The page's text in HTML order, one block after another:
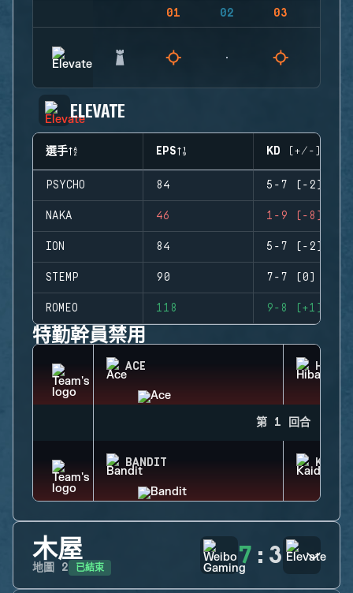
01 02 03
ELEVATE
選手 EPS KD (+/-)
PSYCHO 84 5-7 (-2)
NAKA 46 1-9 (-8)
ION 84 5-7 (-2)
STEMP 90 7-7 (0)
ROMEO 118 9-8 (+1)
特勤幹員禁用
ACE
第 1 回合
BANDIT KAID
木屋
地圖 2 已結束 7 : 3